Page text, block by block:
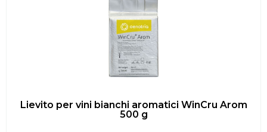
Lievito per vini bianchi aromatici WinCru Arom
500 g